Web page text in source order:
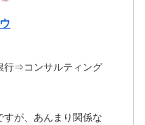
行⇒コンサルティング
が、あんまり関係な